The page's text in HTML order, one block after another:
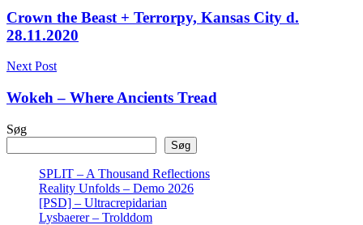
Crown the Beast + Terrorpy, Kansas City d.
28.11.2020
Next Post
Wokeh – Where Ancients Tread
Søg
Søg
SPLIT – A Thousand Reflections
Reality Unfolds – Demo 2026
[PSD] – Ultracrepidarian
Lysbaerer – Trolddom